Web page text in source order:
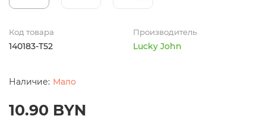
Код товара
140183-T52
Производитель
Lucky John
Мало
10.90 BYN